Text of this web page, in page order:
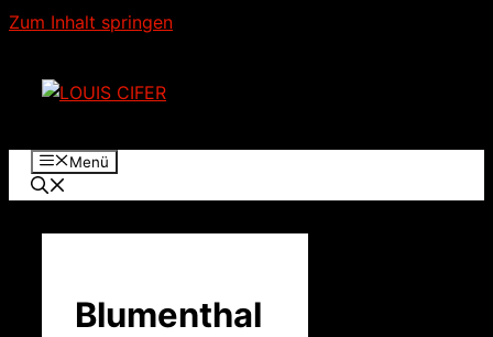
Zum Inhalt springen
Menü
Blumenthal